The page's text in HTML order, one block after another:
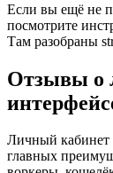
Если вы ещё не
посмотрите
Там разобраны
Отзывы о
Личный кабинет
главных